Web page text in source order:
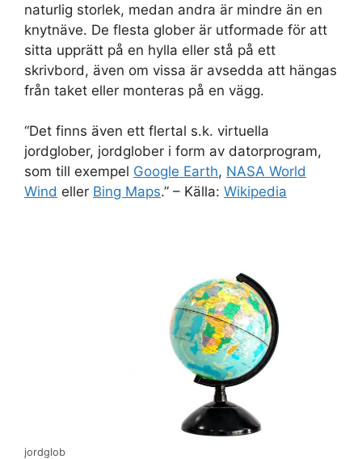
naturlig storlek, medan andra är mindre än en
knytnäve. De flesta glober är utformade för att
sitta upprätt på en hylla eller stå på ett
skrivbord, även om vissa är avsedda att hängas
från taket eller monteras på en vägg.
“Det finns även ett flertal s.k. virtuella
jordglober, jordglober i form av datorprogram,
som till exempel Google Earth, NASA World
Wind eller Bing Maps.” – Källa: Wikipedia
jordglob